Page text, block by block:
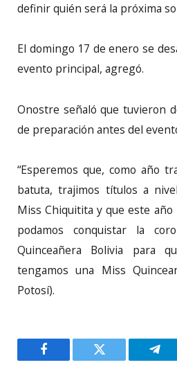
definir quién será la próxima
El domingo 17 de enero se
evento principal, agregó.
Onostre señaló que tuvieron
de preparación antes del
“Esperemos que, como año
batuta, trajimos títulos a
Miss Chiquitita y que este
podamos conquistar la
Quinceañera Bolivia para
tengamos una Miss
Potosí).
Facebook Twitter